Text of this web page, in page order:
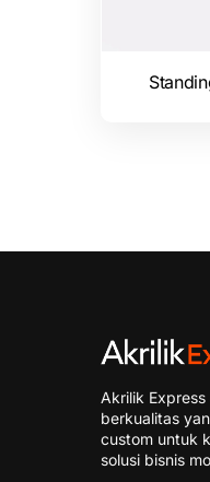
Akrilik
berkualitas
custom untuk
solusi bisnis